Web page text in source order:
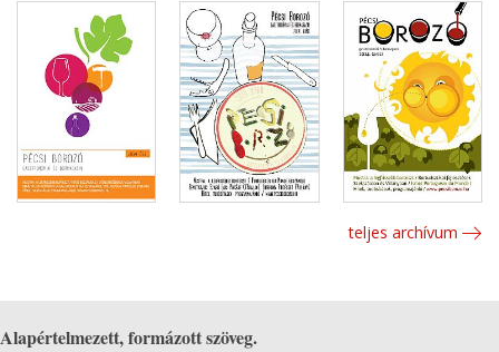
teljes archívum
Alapértelmezett, formázott szöveg.